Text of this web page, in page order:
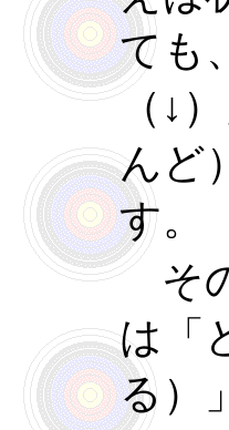
ても
（↓
んど
す。
そ
は「
る）